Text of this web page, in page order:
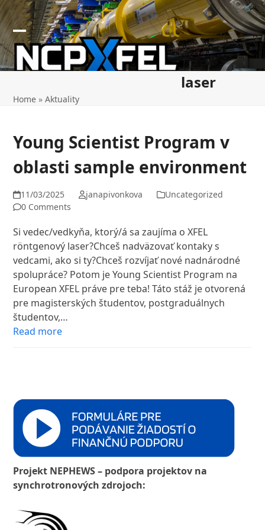
Skip
to
content
Open
mobile
Close
mobile
laser
Home »Aktuality
Young Scientist Program v
oblasti sample environment
11/03/2025 janapivonkova
Uncategorized
0 Comments
Si vedec/vedkyňa, ktorý/á sa zaujíma o XFEL
röntgenový laser?Chceš nadväzovať kontaky s
vedcami, ako si ty?Chceš rozvíjať nové nadnárodné
spolupráce? Potom je Young Scientist Program na
European XFEL práve pre teba! Táto stáž je otvorená
pre magisterských študentov, postgraduálnych
študentov,…
Read more
Projekt NEPHEWS – podpora projektov na
synchrotronových zdrojoch: